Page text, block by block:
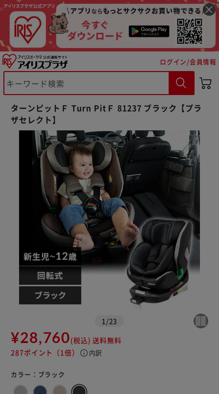
ログイン/会員情報
ターンピットＦ Turn PitＦ 81237 ブラック【プラ
ザセレクト】
1 /23
¥28,760(税込) 送料無料
287ポイント （1倍） info 内訳
カラー： ブラック
※ご確認ください